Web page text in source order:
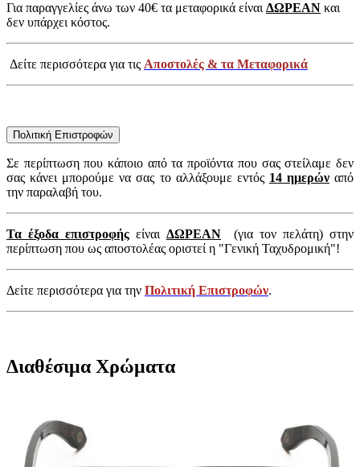
Για παραγγελίες άνω των 40€ τα μεταφορικά είναιΔΩΡΕΑΝ και
δεν υπάρχει κόστος.
Δείτε περισσότερα για τις Αποστολές & τα Μεταφορικά
Πολιτική Επιστροφών
Σε περίπτωση που κάποιο από τα προϊόντα που σας στείλαμε δεν
σας κάνει μπορούμε να σας το αλλάξουμε εντός 14 ημερώναπό
την παραλαβή του.
Τα έξοδα επιστροφής είναι ΔΩΡΕΑΝ (για τον πελάτη) στην
περίπτωση που ως αποστολέας οριστεί η "Γενική Ταχυδρομική"!
Δείτε περισσότερα για την Πολιτική Επιστροφών.
Διαθέσιμα Χρώματα